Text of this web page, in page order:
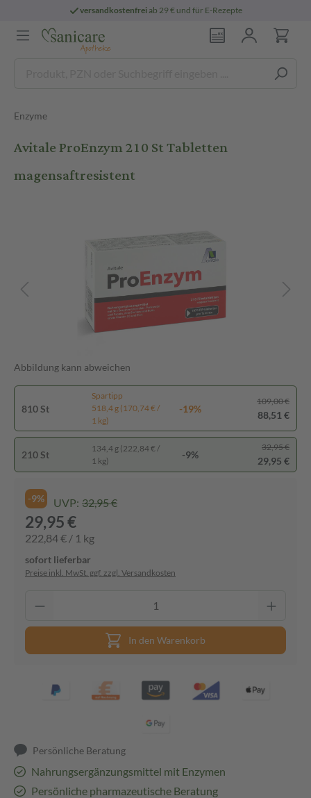
versandkostenfreiab 29 € und für E-Rezepte
Enzyme
Avitale ProEnzym 210 St Tabletten
magensaftresistent
Abbildung kann abweichen
810 St
Spartipp
518,4 g (170,74 € /
1 kg)
-19%
109,00 €
88,51 €
210 St
134,4 g (222,84 € /
1 kg)
-9%
32,95 €
29,95 €
-9% UVP: 32,95 €
29,95 €
222,84 € / 1 kg
sofort lieferbar
Preise inkl. MwSt. ggf. zzgl. Versandkosten
In den Warenkorb
Persönliche Beratung
Nahrungsergänzungsmittel mit Enzymen
Persönliche pharmazeutische Beratung